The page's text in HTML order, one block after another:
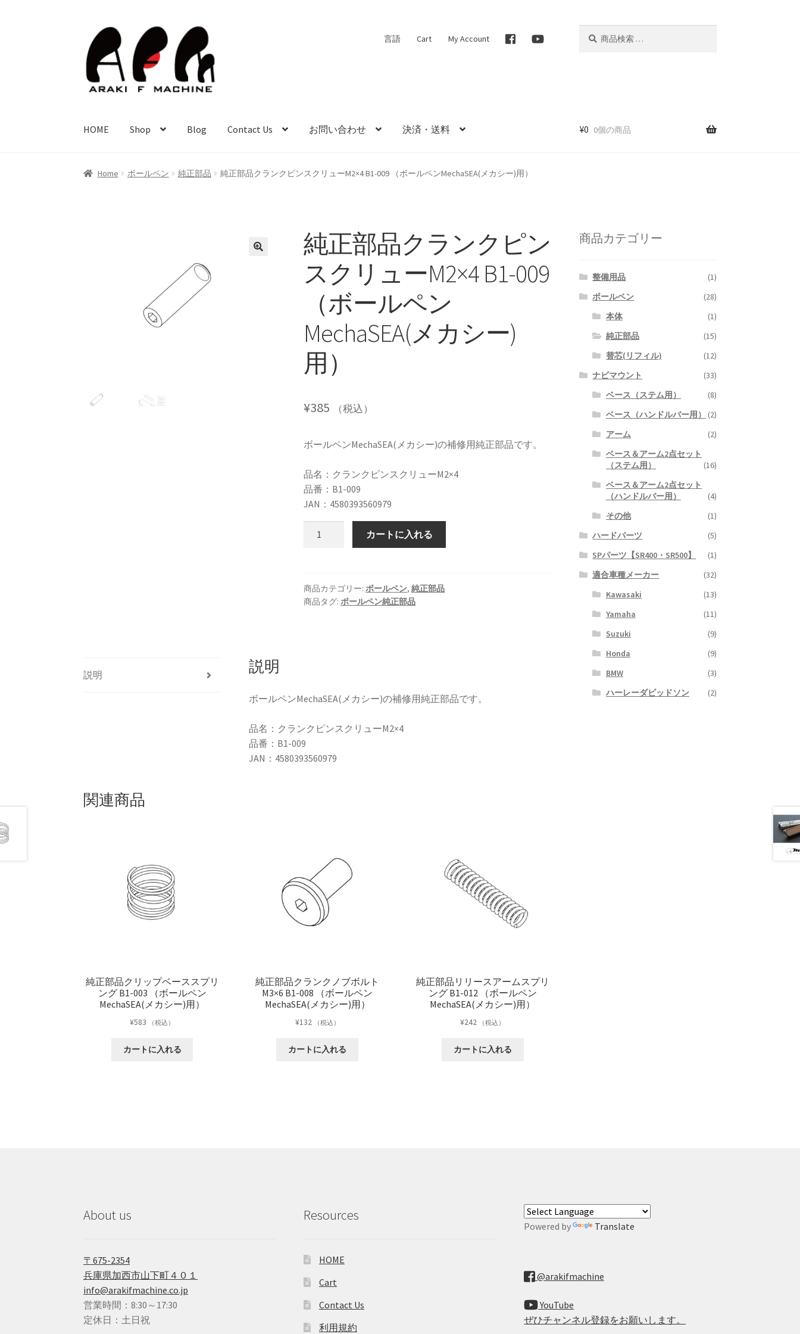
ビ
ゲ
ー
シ
へ
ッ
ン
テ
ン
ツ
キ
言語 Cart My Account
HOME Shop Blog Contact Us お問い合わせ 決済・送料 ¥0 0個の商品
Home ボールペン 純正部品 純正部品クランクピンスクリューM2×4 B1-009 （ボールペンMechaSEA(メカシー)用）
純正部品クランクピン
スクリューM2×4 B1-009
（ボールペン
MechaSEA(メカシー)
用）
¥385 （税込）
ボールペンMechaSEA(メカシー)の補修用純正部品です。
品名：クランクピンスクリューM2×4
品番：B1-009
JAN：4580393560979
ク
ラ
リ
ー
M2×4
B1-
MechaSEA(メ
カ
シ
ー)
用）
カートに入れる
商品カテゴリー: ボールペン,純正部品
商品タグ: ボールペン純正部品
説明 説明
ボールペンMechaSEA(メカシー)の補修用純正部品です。
品名：クランクピンスクリューM2×4
品番：B1-009
JAN：4580393560979
関連商品
純正部品クリップベーススプリ
ング B1-003 （ボールペン
MechaSEA(メカシー)用）
¥583 （税込）
カートに入れる
純正部品クランクノブボルト
M3×6 B1-008 （ボールペン
MechaSEA(メカシー)用）
¥132 （税込）
カートに入れる
純正部品リリースアームスプリ
ング B1-012 （ボールペン
MechaSEA(メカシー)用）
¥242 （税込）
カートに入れる
商品カテゴリー
整備用品
(1)
ボールペン
(28)
本体
(1)
純正部品
(15)
替芯(リフィル)
(12)
ナビマウント
(33)
ベース（ステム用）
(8)
ベース（ハンドルバー用）
(2)
アーム
(2)
ベース＆アーム2点セット
（ステム用）
(16)
ベース＆アーム2点セット
（ハンドルバー用）
(4)
その他
(1)
ハードパーツ
(5)
SPパーツ【SR400・SR500】
(1)
適合車種メーカー
(32)
Kawasaki
(13)
Yamaha
(11)
Suzuki
(9)
Honda
(9)
BMW
(3)
ハーレーダビッドソン
(2)
About us
〒675-2354
兵庫県加西市山下町４０１
info@arakifmachine.co.jp
営業時間：8:30～17:30
定休日：土日祝
Resources
HOME
Cart
Contact Us
利用規約
Powered by Translate
@arakifmachine
YouTube
ぜひチャンネル登録をお願いします。